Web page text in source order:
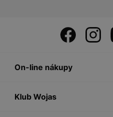
On-line nákupy
Klub Wojas